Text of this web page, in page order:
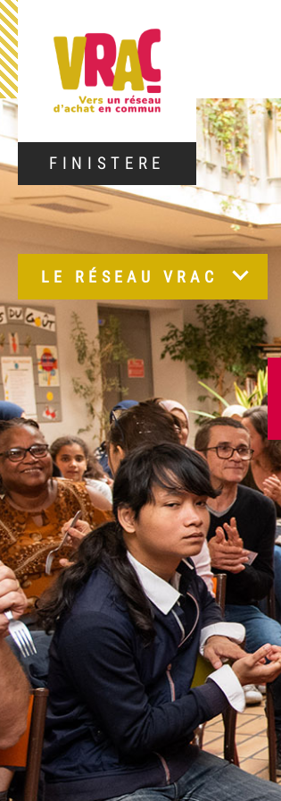
FINISTERE
LE RÉSEAU VRAC